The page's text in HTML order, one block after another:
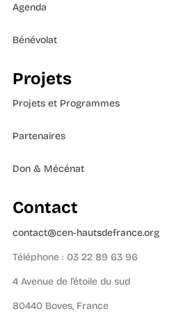
Agenda
Bénévolat
Projets
Projets et Programmes
Partenaires
Don & Mécénat
Contact
contact@cen-hautsdefrance.org
Téléphone : 03 22 89 63 96
4 Avenue de l’étoile du sud
80440 Boves, France